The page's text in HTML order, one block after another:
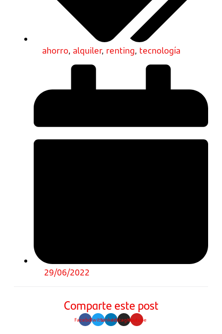
ahorro, alquiler, renting, tecnología
29/06/2022
Comparte este post
FacebookTwitterLinkedinInstagramYoutube